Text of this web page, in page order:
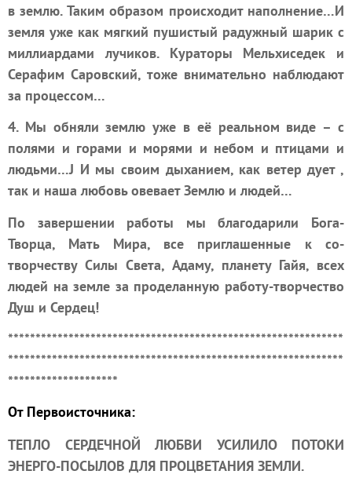
в землю. Таким образом происходит наполнение…И
земля уже как мягкий пушистый радужный шарик с
миллиардами лучиков. Кураторы Мельхиседек и
Серафим Саровский, тоже внимательно наблюдают
за процессом…
4. Мы обняли землю уже в её реальном виде – с
полями и горами и морями и небом и птицами и
людьми…J И мы своим дыханием, как ветер дует ,
так и наша любовь овевает Землю и людей…
По завершении работы мы благодарили Бога-
Творца, Мать Мира, все приглашенные к со-
творчеству Силы Света, Адаму, планету Гайя, всех
людей на земле за проделанную работу-творчество
Душ и Сердец!
*************************************************************
*************************************************************
********************
От Первоисточника:
ТЕПЛО СЕРДЕЧНОЙ ЛЮБВИ УСИЛИЛО ПОТОКИ
ЭНЕРГО-ПОСЫЛОВ ДЛЯ ПРОЦВЕТАНИЯ ЗЕМЛИ.